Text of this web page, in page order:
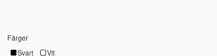
Färger
Svart
Vit